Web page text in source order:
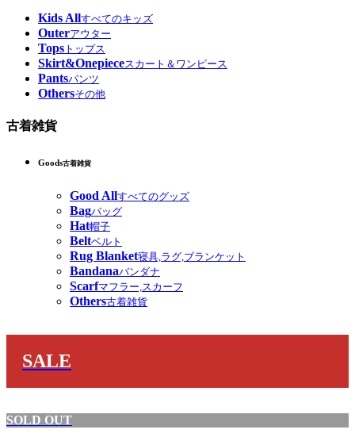
Kids Allすべてのキッズ
Outerアウター
Tops トップス
Skirt&Onepieceスカート＆ワンピース
Pantsパンツ
Othersその他
古着雑貨
Goods古着雑貨
Good Allすべてのグッズ
Bagバッグ
Hat帽子
Beltベルト
Rug Blanket寝具,ラグ,ブランケット
Bandanaバンダナ
Scarfマフラー,スカーフ
Others古着雑貨
SALE
SOLD OUT